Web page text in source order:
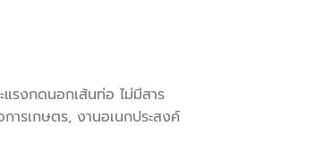
รงกดนอกเส้นท่อ ไม่มีสาร
ารเกษตร, งานอเนกประสงค์